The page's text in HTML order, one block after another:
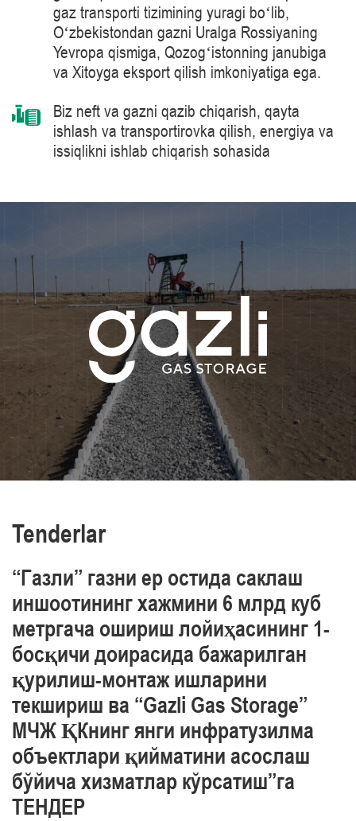
gaz transporti tizimining yuragi boʻlib,
Oʻzbekistondan gazni Uralga Rossiyaning
Yevropa qismiga, Qozogʻistonning janubiga
va Xitoyga eksport qilish imkoniyatiga ega.
Biz neft va gazni qazib chiqarish, qayta
ishlash va transportirovka qilish, energiya va
issiqlikni ishlab chiqarish sohasida
MVt quvvatga ega bo‘lgan gaz haydash
agregatlari kabi tabiiy gazni tayyorlash va
tashish jarayonlarida ilg‘or texnologiyalarni
qo‘llaymiz.
Bilimlar darajasini muntazam oshirib boramiz
va sanoat xavfsizligi, mehnat va atrof-muhit
muhofazasini ta’minlaymiz
O‘z xodimlarimizning professionalizmini yuqori
darajasi bilan ajralib turamiz
Tenderlar
“Газли” газни ер остида саклаш
иншоотининг хажмини 6 млрд куб
метргача ошириш лойиҳасининг 1-
босқичи доирасида бажарилган
қурилиш-монтаж ишларини
текшириш ва “Gazli Gas Storage”
МЧЖ ҚКнинг янги инфратузилма
объектлари қийматини асослаш
бўйича хизматлар кўрсатиш”га
ТЕНДЕР